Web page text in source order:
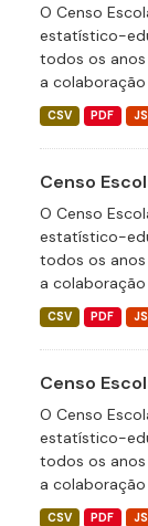
O Censo
estatístico-
todos os
a colaboração
CSV PDF
Censo
O Censo
estatístico-
todos os
a colaboração
CSV PDF
Censo
O Censo
estatístico-
todos os
a colaboração
CSV PDF